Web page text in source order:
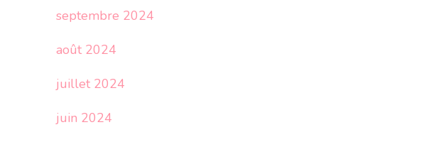
septembre 2024
août 2024
juillet 2024
juin 2024